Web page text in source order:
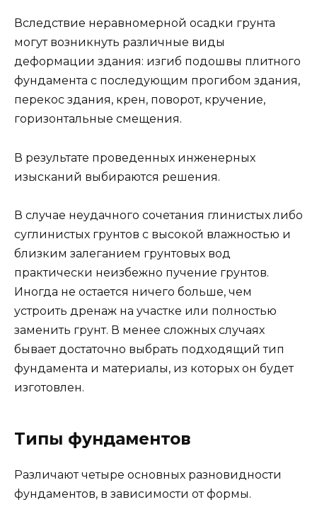
Вследствие неравномерной осадки грунта
могут возникнуть различные виды
деформации здания: изгиб подошвы плитного
фундамента с последующим прогибом здания,
перекос здания, крен, поворот, кручение,
горизонтальные смещения.
В результате проведенных инженерных
изысканий выбираются решения.
В случае неудачного сочетания глинистых либо
суглинистых грунтов с высокой влажностью и
близким залеганием грунтовых вод
практически неизбежно пучение грунтов.
Иногда не остается ничего больше, чем
устроить дренаж на участке или полностью
заменить грунт. В менее сложных случаях
бывает достаточно выбрать подходящий тип
фундамента и материалы, из которых он будет
изготовлен.
Типы фундаментов
Различают четыре основных разновидности
фундаментов, в зависимости от формы.